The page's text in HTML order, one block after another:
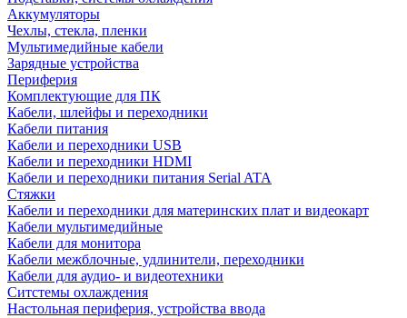
Аккумуляторы
Чехлы, стекла, пленки
Мультимедийные кабели
Зарядные устройства
Периферия
Комплектующие для ПК
Кабели, шлейфы и переходники
Кабели питания
Кабели и переходники USB
Кабели и переходники HDMI
Кабели и переходники питания Serial ATA
Стяжки
Кабели и переходники для материнских плат и видеокарт
Кабели мультимедийные
Кабели для монитора
Кабели межблочные, удлинители, переходники
Кабели для аудио- и видеотехники
Ситстемы охлаждения
Настольная периферия, устройства ввода